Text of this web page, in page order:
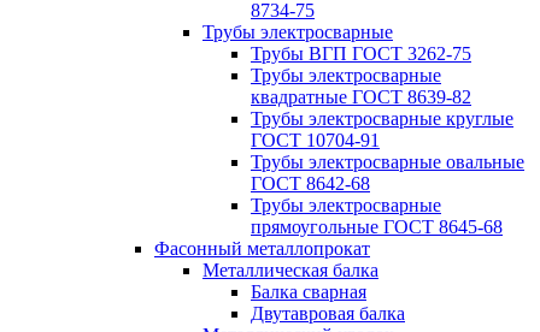
8734-75
Трубы электросварные
Трубы ВГП ГОСТ 3262-75
Трубы электросварные
квадратные ГОСТ 8639-82
Трубы электросварные круглые
ГОСТ 10704-91
Трубы электросварные овальные
ГОСТ 8642-68
Трубы электросварные
прямоугольные ГОСТ 8645-68
Фасонный металлопрокат
Металлическая балка
Балка сварная
Двутавровая балка